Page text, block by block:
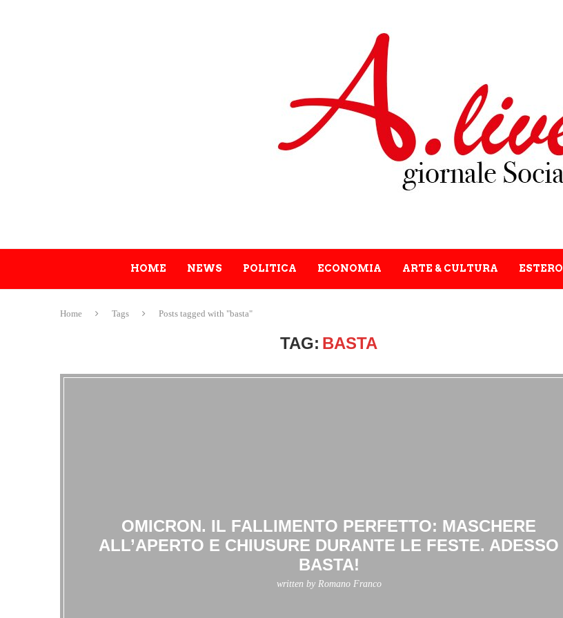
HOME NEWS POLITICA ECONOMIA ARTE & CULTURA ESTERO
Home Tags Posts tagged with "basta"
TAG: BASTA
OMICRON. IL FALLIMENTO PERFETTO: MASCHERE
ALL’APERTO E CHIUSURE DURANTE LE FESTE. ADESSO
BASTA!
written by Romano Franco